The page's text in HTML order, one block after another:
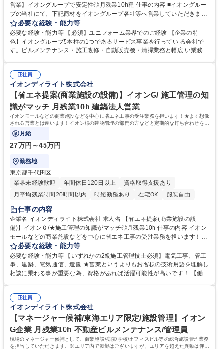
営業】イオングループで安定性◎月残業10h程 仕事の内容 ■イオングルー
プの当社にて、下記商材をイオングループ各社等へ営業していただきま
す。 ★ユニフォームの企画・仕入・販売業務、ユニフォームレンタルの仕
組み構築、事務対応★ クライアント企業のニーズに合わせたユニフォーム
の企画・提案、販売まで一貫して担当します。実際に使用されるお客様の
作業環境等もヒアリングし、最適なご支援をしていきます。 【魅力】全国
なキャリア形成が可能です。 募集職種 【東京/企業ユニフォームの提案営
業】イオングループで安定性◎月残業10h程
必要な経験・能力等
必要な経験・能力等 【必須】ユニフォーム業界でのご経験 【企業の特
色】イオングループ5本柱の1つであるサービス事業を行ってい る会社で
す。ビルメンテナンス・施工改修・自動販売機・清掃業務と幅広 い業務を
大学 高専 短大 専修学校 高校 語学力： 資格：
正社員
イオンディライト株式会社
【省エネ提案(商業施設の設備)】イオンG/ 施工管理の知
識がマッチ 月残業10h 建築法人営業
イオンモールなどの商業施設などを中心に省エネ工事の受注業務を担います！★よく想像
される営業とは違います！イオン様の建物管理の部門の方などと定期的な打ち合わせを実
施し、建物面でのお困りごとを伺います。
月給
27万円～45万円
勤務地
東京都千代田区
業界未経験歓迎
年間休日120日以上
資格取得支援あり
月平均残業時間20時間以内
時短勤務あり 在宅OK 服装自由
仕事の内容
企業名 イオンディライト株式会社 求人名 【省エネ提案(商業施設の設
備)】イオンＧ/★施工管理の知識がマッチ◎月残業10h 仕事の内容 イオン
モールなどの商業施設などを中心に省エネ工事の受注業務を担います！★
よく想像される営業とは違います！イオン様の建物管理の部門の方などと
定期的な打ち合わせを実施し、建物面でのお困りごとを伺います。 LEDへ
交換したい、災害対策を相談したい等の声を拾い、案件の受注をしていき
ます。飛び込み等の新規開拓もないのでご安心ください。 【取り扱い商
細】■見積もり作成 ■工事受注に関するご提案 ■現場視察 など※建物の改
変を伴う業務は含まない 募集職種 【省エネ提案(商業施設の設備)】イオン
Ｇ/★施工管理の知識がマッチ◎月残業10h
必要な経験・能力等
必要な経験・能力等 【いずれかの2級施工管理技士必須】電気工事、管工
事、建築、電気通信、造園 ★営業というよりもお客様の技術用語を理解し
相談に乗れる事が重要な為、資格があれば活躍可能性が高いです！ 【働き
いことが特徴です。 【当社】イオンディライトは国内ファシリティマネジ
メント業界No.1。 大型商業施設の管理運営で培った技術・ノウハウを基
に、オフィス、ホテル、医療･福祉施設、学校施設などさまざまな施設へ
サービスを提供しています。 学歴・資格 学歴：大学院 大学 高専 短大 専
修学校 高校 語学力： 資格：2級建築施工管理技士 2級電気工事施工管理技
士 2級管工事施工管理技士
正社員
イオンディライト株式会社
【マネージャー候補/東海エリア限定/施設管理】イオン
G企業 月残業10h 不動産ビルメンテナンス/管理員
現場のマネージャー候補として、商業施設/病院/学校/オフィスビル等の総合施設管理業務
を担当していただきます。※エリア内で転勤はございますが、エリアを超えた異動は伴い